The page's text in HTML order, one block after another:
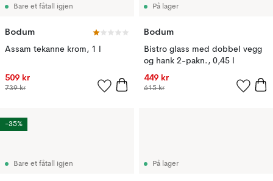
Bare et fåtall igjen
Bodum
Assam tekanne krom, 1 l
509 kr
739 kr
På lager
Bodum
Bistro glass med dobbel vegg
og hank 2-pakn., 0,45 l
449 kr
615 kr
Bare et fåtall igjen
-35%
På lager